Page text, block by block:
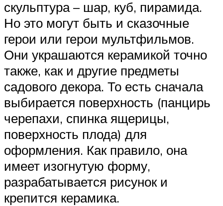
скульптура – шар, куб, пирамида.
Но это могут быть и сказочные
герои или герои мультфильмов.
Они украшаются керамикой точно
также, как и другие предметы
садового декора. То есть сначала
выбирается поверхность (панцирь
черепахи, спинка ящерицы,
поверхность плода) для
оформления. Как правило, она
имеет изогнутую форму,
разрабатывается рисунок и
крепится керамика.